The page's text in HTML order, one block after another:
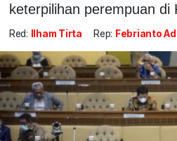
keterpilihan perempuan di
Red: Ilham Tirta Rep: Febrianto